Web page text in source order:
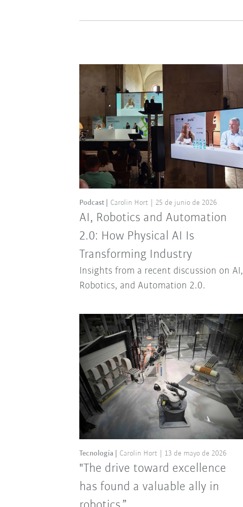
AI, Robotics and Automation
2.0: How Physical AI Is
Transforming Industry
Podcast Carolin Hort 25 de junio de 2026
Insights from a recent discussion on AI,
Robotics, and Automation 2.0.
"The drive toward excellence
has found a valuable ally in
Tecnología Carolin Hort 13 de mayo de 2026